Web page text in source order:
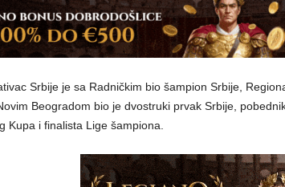
Srbije je sa Radničkim bio šampion Srbije,
Beogradom bio je dvostruki prvak Srbije,
Kupa i finalista Lige šampiona.